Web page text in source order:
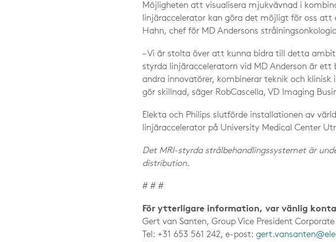
Möjligheten att visualisera mjukvävnad i
linjäraccelerator kan göra det möjligt för oss
Hahn, chef för MD Andersons
– Vi är stolta över att kunna bidra till detta
styrda linjäracceleratorn vid MD Anderson är
andra innovatörer, kombinerar teknik och
gör skillnad, säger RobCascella, VD Imaging
Elekta och Philips slutförde installationen av
linjäraccelerator på University Medical Center
Det MRI-styrda strålbehandlingssystemet är
distribution.
# # #
För ytterligare information, var vänlig
Gert van Santen, Group Vice President
Tel: +31 653 561 242, e-post: